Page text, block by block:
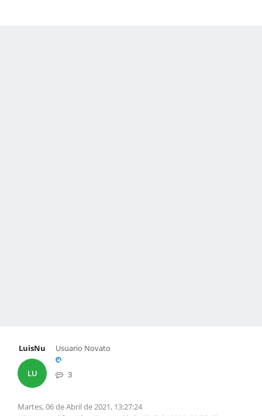
LuisNu
LU
Usuario Novato
3
Martes, 06 de Abril de 2021, 13:27:24